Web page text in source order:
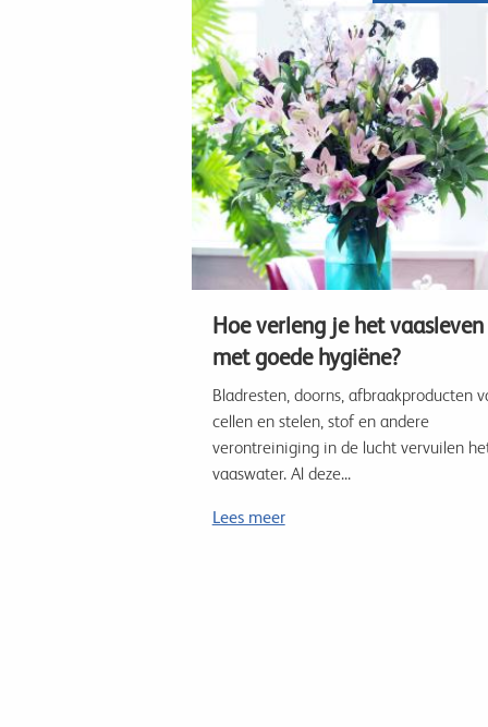
Hoe verleng je het vaasleven
met goede hygiëne?
Bladresten, doorns, afbraakproducten
cellen en stelen, stof en andere
verontreiniging in de lucht vervuilen
vaaswater. Al deze...
Lees meer